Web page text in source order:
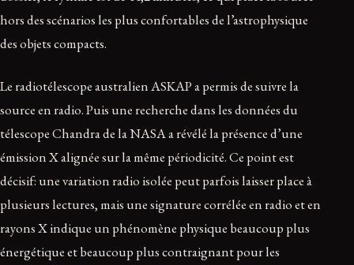
hors des scénarios les plus confortables de l’astrophysique
des objets compacts.
Le radiotélescope australien ASKAP a permis de suivre la
source en radio. Puis une recherche dans les données du
télescope Chandra de la NASA a révélé la présence d’une
émission X alignée sur la même périodicité. Ce point est
décisif: une variation radio isolée peut parfois laisser place à
plusieurs lectures, mais une signature corrélée en radio et en
rayons X indique un phénomène physique beaucoup plus
énergétique et beaucoup plus contraignant pour les